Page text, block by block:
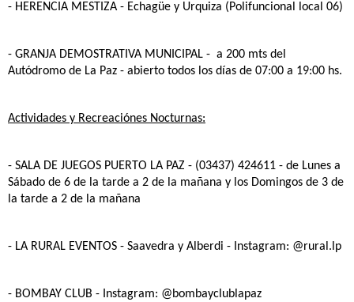
- HERENCIA MESTIZA - Echagüe y Urquiza (Polifuncional local 06)
- GRANJA DEMOSTRATIVA MUNICIPAL - a 200 mts del
Autódromo de La Paz - abierto todos los días de 07:00 a 19:00 hs.
Actividades y Recreaciónes Nocturnas:
- SALA DE JUEGOS PUERTO LA PAZ - (03437) 424611 - de Lunes a
Sábado de 6 de la tarde a 2 de la mañana y los Domingos de 3 de
la tarde a 2 de la mañana
- LA RURAL EVENTOS - Saavedra y Alberdi - Instagram: @rural.lp
- BOMBAY CLUB - Instagram: @bombayclublapaz